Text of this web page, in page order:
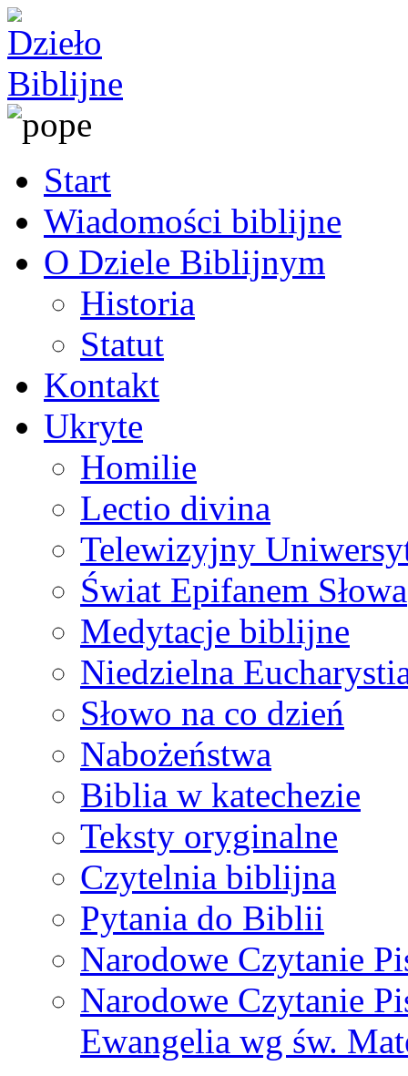
Start
Wiadomości biblijne
O Dziele Biblijnym
Historia
Statut
Kontakt
Ukryte
Homilie
Lectio divina
Telewizyjny
Świat Epifanem Słowa
Medytacje biblijne
Niedzielna
Słowo na co dzień
Nabożeństwa
Biblia w katechezie
Teksty oryginalne
Czytelnia biblijna
Pytania do Biblii
Narodowe Czytanie
Narodowe Czytanie
Ewangelia wg św.